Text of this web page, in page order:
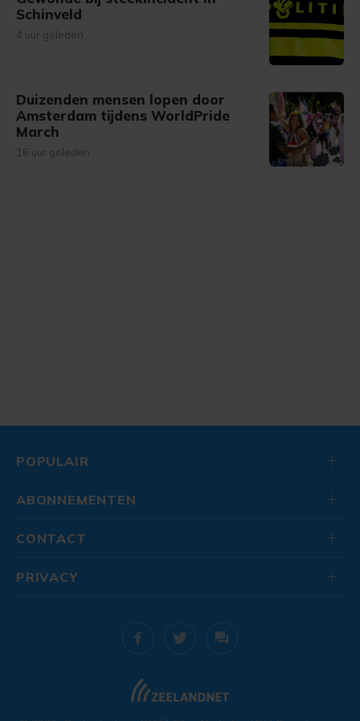
Schinveld
4 uur geleden
Duizenden mensen lopen door
Amsterdam tijdens WorldPride
March
16 uur geleden
POPULAIR
ABONNEMENTEN
CONTACT
PRIVACY